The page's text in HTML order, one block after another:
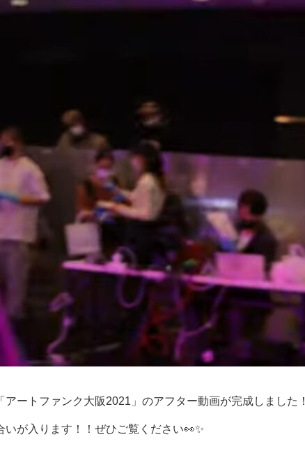
ートファンク大阪2021」のアフター動画が完成しました！
が入ります！！ぜひご覧ください👀✨